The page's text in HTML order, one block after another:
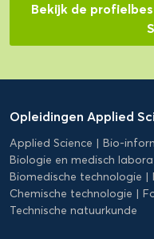
Bekijk de
Applied
Science
Opleidingen Applied
Applied Science
Bio-
Biologie en medisch
Biomedische technologie
Chemische technologie
Technische natuurkunde